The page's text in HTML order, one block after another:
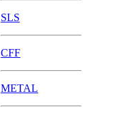
SLS
CFF
METAL